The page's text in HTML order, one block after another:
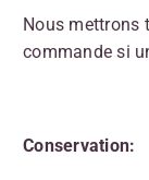
Nous mettrons
commande si
Conservation: